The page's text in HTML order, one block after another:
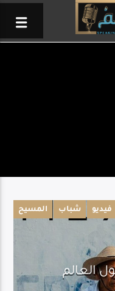
من إذاعة حول العالم
المسيح شباب فيديو
العالم